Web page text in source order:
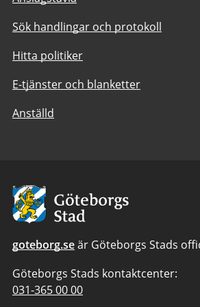
Sök handlingar och protokoll
Hitta politiker
E-tjänster och blanketter
Anställd
Avsändare:
Göteborgs
Stad
goteborg.seär Göteborgs Stads
Göteborgs Stads kontaktcenter:
Telefonnummer
031-365 00 00